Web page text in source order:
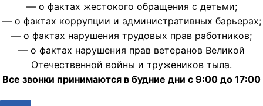
— о фактах жестокого обращения с детьми;
— о фактах коррупции и административных барьерах;
— о фактах нарушения трудовых прав работников;
— о фактах нарушения прав ветеранов Великой
Отечественной войны и тружеников тыла.
Все звонки принимаются в будние дни с 9:00 до 17:00